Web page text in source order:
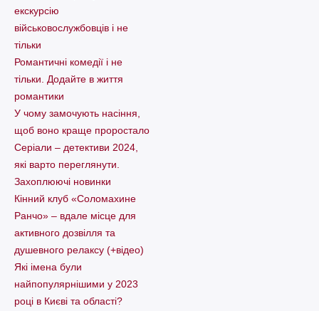
екскурсію
військовослужбовців і не
тільки
Романтичні комедії і не
тільки. Додайте в життя
романтики
У чому замочують насіння,
щоб воно краще проростало
Серіали – детективи 2024,
які варто пеpеглянути.
Захоплюючі новинки
Кінний клуб «Соломахине
Ранчо» – вдале місце для
активного дозвілля та
душевного релаксу (+відео)
Які імена були
найпопулярнішими у 2023
році в Києві та області?